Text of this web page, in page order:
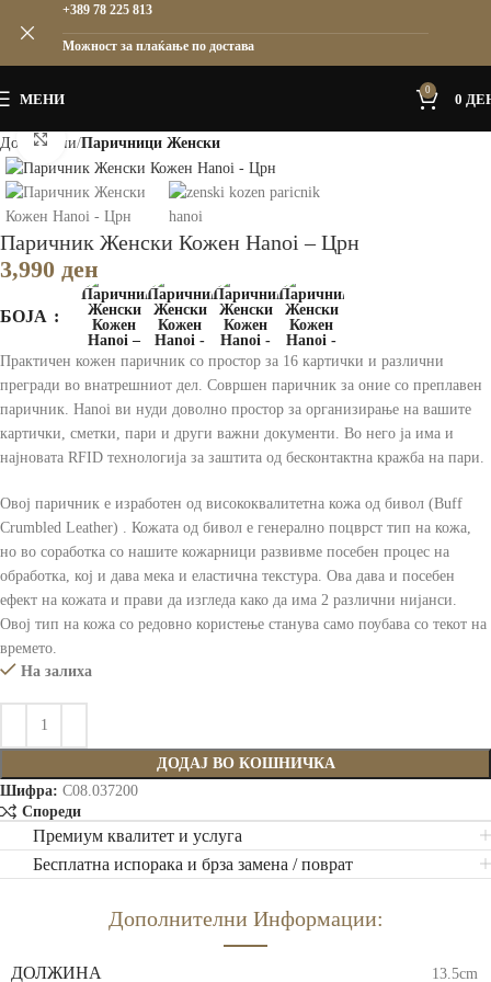
МЕНИ
0
0
Дома Жени Паричници Женски
Зголеми
Паричник Женски Кожен Hanoi – Црн
3,990 ден
БОЈА
Практичен кожен паричник со простор за 16 картички и различни
прегради во внатрешниот дел. Совршен паричник за оние со преплавен
паричник. Hanoi ви нуди доволно простор за организирање на вашите
картички, сметки, пари и други важни документи. Во него ја има и
најновата RFID технологија за заштита од бесконтактна кражба на пари.
Овој паричник е изработен од висококвалитетна кожа од бивол (Buff
Crumbled Leather) . Кожата од бивол е генерално поцврст тип на кожа,
но во соработка со нашите кожарници развивме посебен процес на
обработка, кој и дава мека и еластична текстура. Ова дава и посебен
ефект на кожата и прави да изгледа како да има 2 различни нијанси.
Овој тип на кожа со редовно користење станува само поубава со текот на
времето.
На залиха
ДОДАЈ ВО КОШНИЧКА
Шифра: C08.037200
Спореди
Премиум квалитет и услуга
Бесплатна испорака и брза замена / поврат
Дополнителни Информации:
ДОЛЖИНА 13.5cm
+389 78 225 813
Можност за плаќање по достава